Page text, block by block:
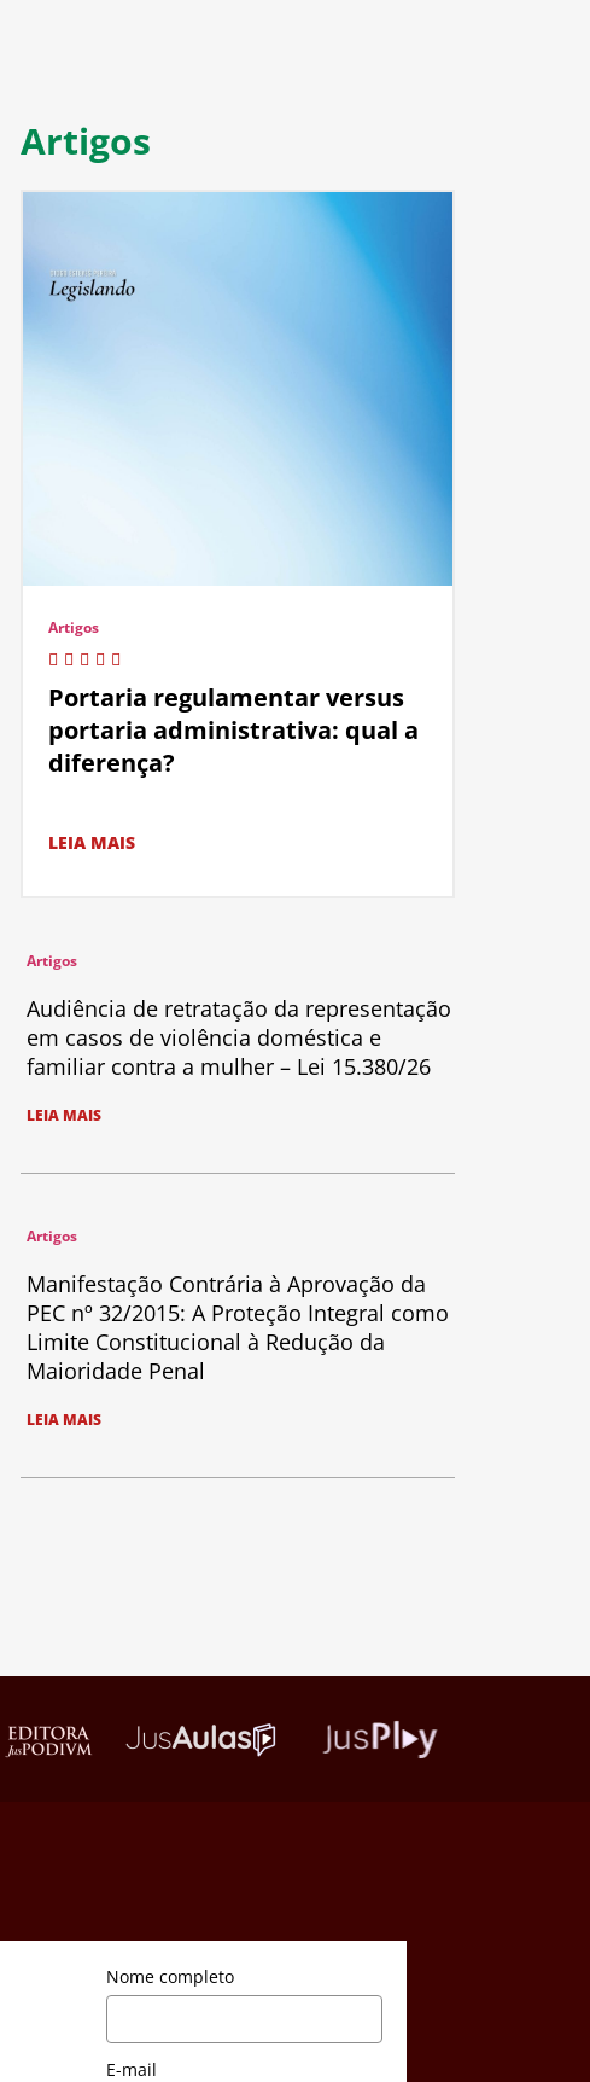
Artigos
Artigos
Portaria regulamentar versus
portaria administrativa: qual a
diferença?
LEIA MAIS
Artigos
Audiência de retratação da representação
em casos de violência doméstica e
familiar contra a mulher – Lei 15.380/26
LEIA MAIS
Artigos
Manifestação Contrária à Aprovação da
PEC nº 32/2015: A Proteção Integral como
Limite Constitucional à Redução da
Maioridade Penal
LEIA MAIS
Nome completo
E-mail